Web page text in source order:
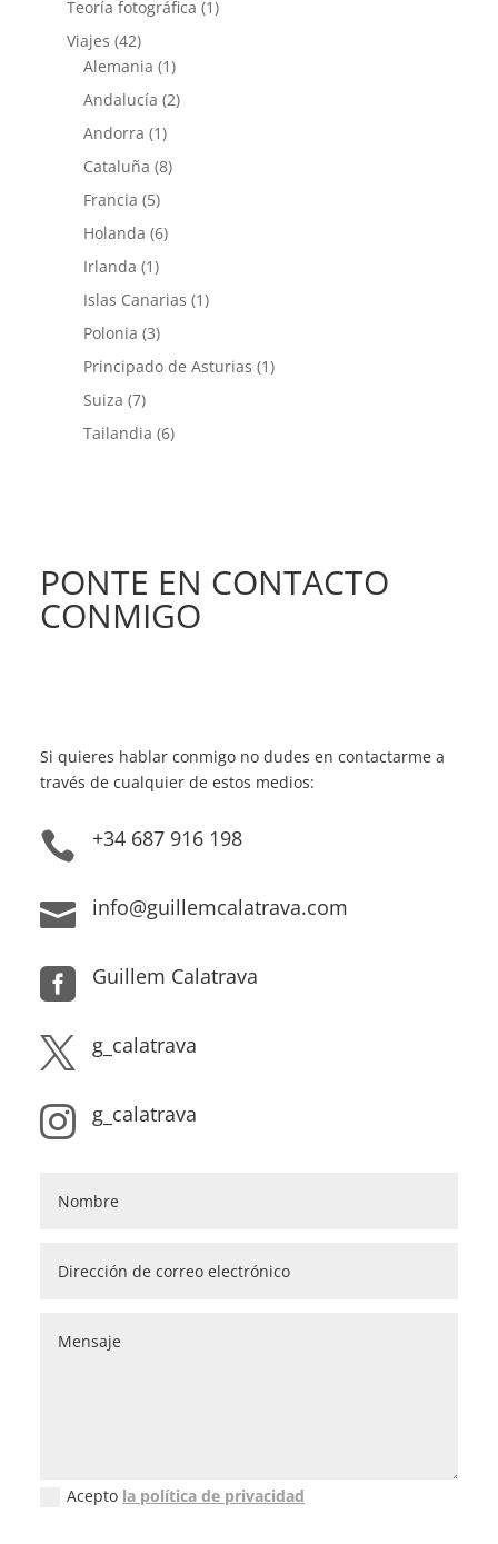
Teoría fotográfica (1)
Viajes (42)
Alemania (1)
Andalucía (2)
Andorra (1)
Cataluña (8)
Francia (5)
Holanda (6)
Irlanda (1)
Islas Canarias (1)
Polonia (3)
Principado de Asturias (1)
Suiza (7)
Tailandia (6)
PONTE EN CONTACTO
CONMIGO
Si quieres hablar conmigo no dudes en contactarme a
través de cualquier de estos medios:
 +34 687 916 198
 info@guillemcalatrava.com
 Guillem Calatrava
 g_calatrava
 g_calatrava
Política de privacidad (GDPR)
Acepto la política de privacidad